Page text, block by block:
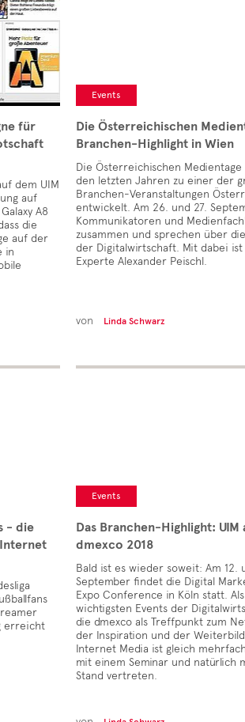
für
dem UIM
auf
A8
die
auf der
in
- die
erreicht
Events
Die Österreichischen
Branchen-Highlight in Wien
Die Österreichischen Medientage
den letzten Jahren zu einer der
Branchen-Veranstaltungen
entwickelt. Am 26. und 27.
Kommunikatoren und
zusammen und sprechen über
der Digitalwirtschaft. Mit dabei ist
Experte Alexander Peischl.
von Linda Schwarz
Events
Das Branchen-Highlight: UIM
dmexco 2018
Bald ist es wieder soweit: Am 12.
September findet die Digital
Expo Conference in Köln statt.
wichtigsten Events der
die dmexco als Treffpunkt zum
der Inspiration und der
Internet Media ist gleich
mit einem Seminar und natürlich
Stand vertreten.